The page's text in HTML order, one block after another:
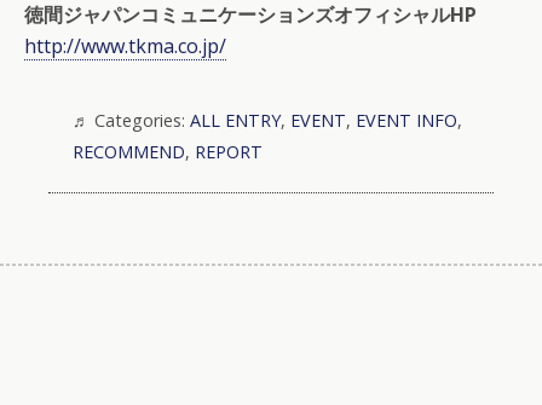
徳間ジャパンコミュニケーションズオフィシャルHP
http://www.tkma.co.jp/
Categories: ALL ENTRY, EVENT, EVENT INFO,
RECOMMEND, REPORT